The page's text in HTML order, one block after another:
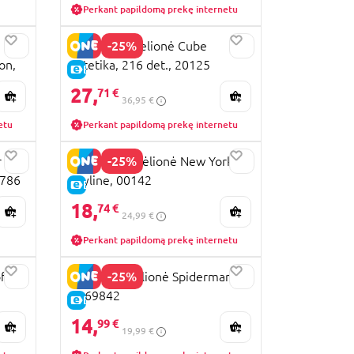
Perkant papildomą prekę internetu
-25%
E-KAINA
EDUCA 3D delionė Cube
Estetika, 216 det., 20125
27,71 €
36,95 €
Perkant papildomą prekę internetu
-25%
E-KAINA
REVELL 3D dėlionė New York
Skyline, 00142
18,74 €
24,99 €
Perkant papildomą prekę internetu
-25%
E-KAINA
4D BUILD dėlionė Spiderman,
6069842
14,99 €
19,99 €